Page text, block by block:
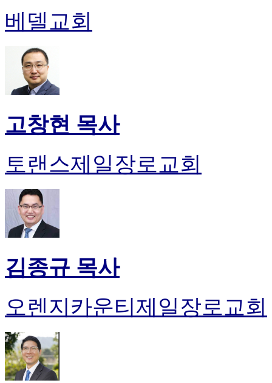
베델교회
고창현 목사
토랜스제일장로교회
김종규 목사
오렌지카운티제일장로교회